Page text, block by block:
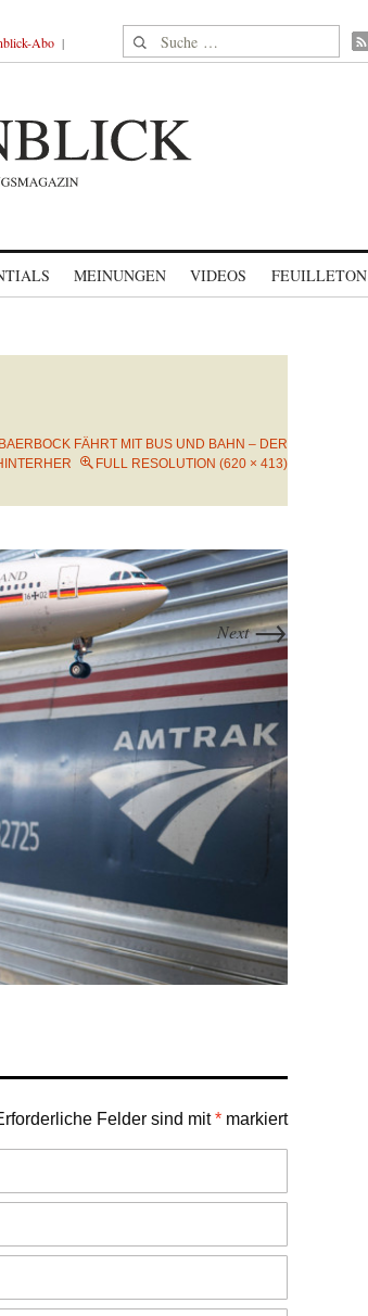
Abo Suche nach:
MEINUNGEN VIDEOS FEUILLETON
BAERBOCK FÄHRT MIT BUS UND BAHN – DER
FULL RESOLUTION (620 × 413)
Next→
Felder sind mit* markiert